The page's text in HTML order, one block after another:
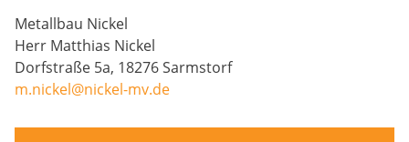
Metallbau Nickel
Herr Matthias Nickel
Dorfstraße 5a, 18276 Sarmstorf
m.nickel@nickel-mv.de